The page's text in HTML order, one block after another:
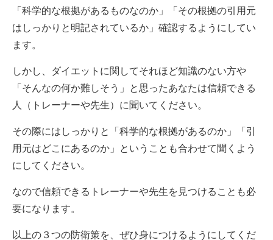
「科学的な根拠があるものなのか」「その根拠の引用元
はしっかりと明記されているか」確認するようにしてい
ます。
しかし、ダイエットに関してそれほど知識のない方や
「そんなの何か難しそう」と思ったあなたは信頼できる
人（トレーナーや先生）に聞いてください。
その際にはしっかりと「科学的な根拠があるのか」「引
用元はどこにあるのか」ということも合わせて聞くよう
にしてください。
なので信頼できるトレーナーや先生を見つけることも必
要になります。
以上の３つの防衛策を、ぜひ身につけるようにしてくだ